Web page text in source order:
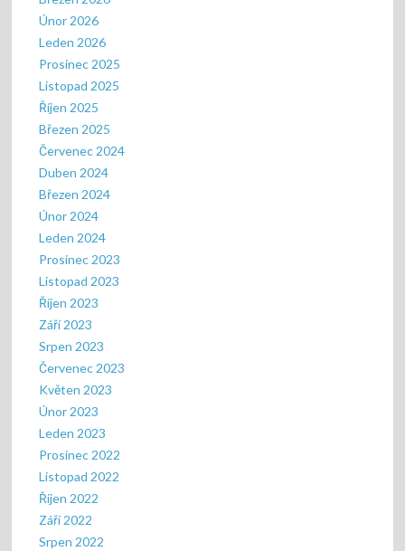
Únor 2026
Leden 2026
Prosinec 2025
Listopad 2025
Říjen 2025
Březen 2025
Červenec 2024
Duben 2024
Březen 2024
Únor 2024
Leden 2024
Prosinec 2023
Listopad 2023
Říjen 2023
Září 2023
Srpen 2023
Červenec 2023
Květen 2023
Únor 2023
Leden 2023
Prosinec 2022
Listopad 2022
Říjen 2022
Září 2022
Srpen 2022